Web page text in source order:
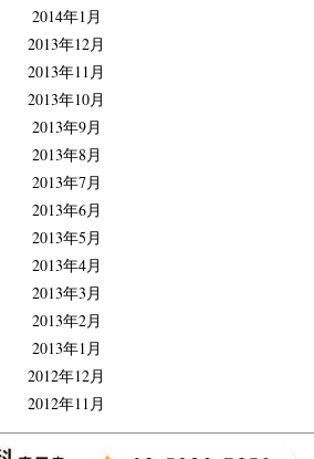
2014年1月
2013年12月
2013年11月
2013年10月
2013年9月
2013年8月
2013年7月
2013年6月
2013年5月
2013年4月
2013年3月
2013年2月
2013年1月
2012年12月
2012年11月